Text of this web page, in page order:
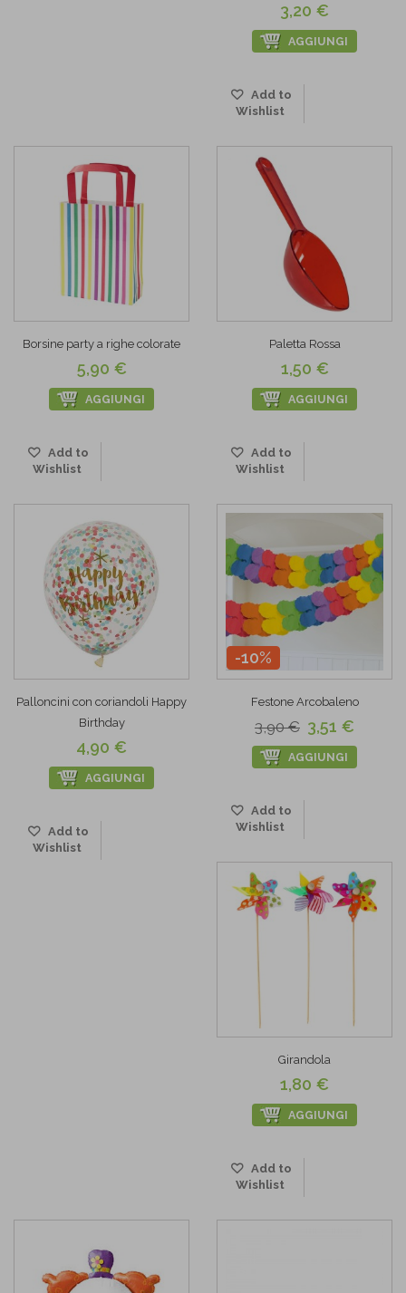
3,20 €
AGGIUNGI
Add to
Wishlist
Borsine party a righe colorate
5,90 €
AGGIUNGI
Add to
Wishlist
Paletta Rossa
1,50 €
AGGIUNGI
Add to
Wishlist
Palloncini con coriandoli Happy
Birthday
4,90 €
AGGIUNGI
Add to
Wishlist
-10%
Festone Arcobaleno
3,90 € 3,51 €
AGGIUNGI
Add to
Wishlist
Girandola
1,80 €
AGGIUNGI
Add to
Wishlist